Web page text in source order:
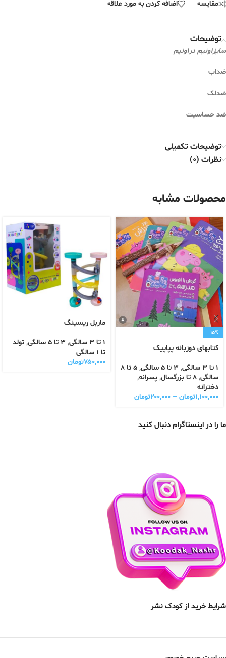
مقایسه اضافه کردن به مورد علاقه
توضیحات
سایز1ونیم در1ونیم
ضداب
ضدلک
ضد حساسیت
توضیحات تکمیلی
نظرات (0)
محصولات مشابه
-15%
کتابهای دوزبانه پپاپیک
1 تا 3 سالگی , 3 تا 5 سالگی ,
5 تا 8
سالگی, 8 تا بزرگسال , پسرانه,
دخترانه
۱,۱۰۰,۰۰۰تومان – ۲۰۰,۰۰۰تومان
ماربل ریسینگ
1 تا 3 سالگی , 3 تا 5 سالگی , تولد
تا 1 سالگی
۷۵۰,۰۰۰تومان
ما را در اینستاگرام دنبال کنید
شرایط خرید از کودک نشر